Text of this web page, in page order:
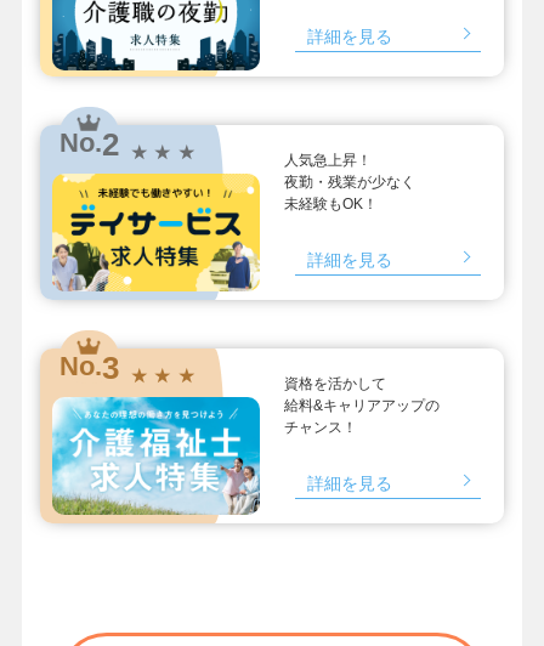
詳細を見る
No.2 ★ ★ ★
人気急上昇！
夜勤・残業が少なく
未経験もOK！
詳細を見る
No.3 ★ ★ ★
資格を活かして
給料&キャリアアップの
チャンス！
詳細を見る